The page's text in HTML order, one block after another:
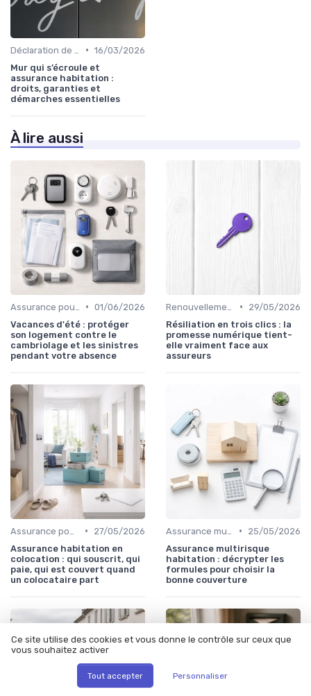
• 16/03/2026
Mur qui s’écroule et
assurance habitation :
droits, garanties et
démarches essentielles
À lire aussi
• 01/06/2026
Vacances d'été : protéger
son logement contre le
cambriolage et les sinistres
pendant votre absence
•
29/05/2026
Résiliation en trois clics : la
promesse numérique tient-
elle vraiment face aux
assureurs
•
27/05/2026
Assurance habitation en
colocation : qui souscrit, qui
paie, qui est couvert quand
un colocataire part
•
25/05/2026
Assurance multirisque
habitation : décrypter les
formules pour choisir la
bonne couverture
Ce site utilise des cookies et vous donne le contrôle sur ceux que
vous souhaitez activer
Tout accepter Personnaliser